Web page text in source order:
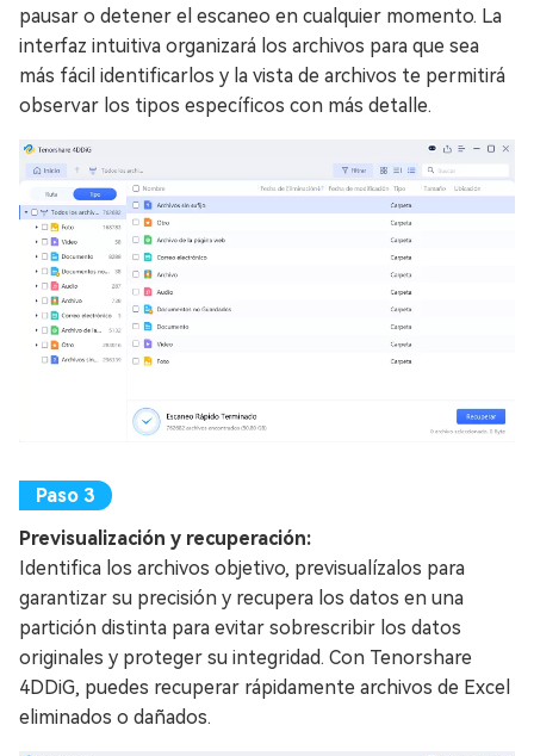
pausar o detener el escaneo en cualquier momento. La
interfaz intuitiva organizará los archivos para que sea
más fácil identificarlos y la vista de archivos te permitirá
observar los tipos específicos con más detalle.
Previsualización y recuperación:
Identifica los archivos objetivo, previsualízalos para
garantizar su precisión y recupera los datos en una
partición distinta para evitar sobrescribir los datos
originales y proteger su integridad. Con Tenorshare
4DDiG, puedes recuperar rápidamente archivos de Excel
eliminados o dañados.